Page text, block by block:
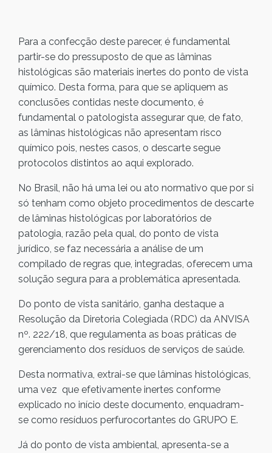
Para a confecção deste parecer, é fundamental
partir-se do pressuposto de que as lâminas
histológicas são materiais inertes do ponto de vista
químico. Desta forma, para que se apliquem as
conclusões contidas neste documento, é
fundamental o patologista assegurar que, de fato,
as lâminas histológicas não apresentam risco
químico pois, nestes casos, o descarte segue
protocolos distintos ao aqui explorado.
No Brasil, não há uma lei ou ato normativo que por si
só tenham como objeto procedimentos de descarte
de lâminas histológicas por laboratórios de
patologia, razão pela qual, do ponto de vista
jurídico, se faz necessária a análise de um
compilado de regras que, integradas, oferecem uma
solução segura para a problemática apresentada.
Do ponto de vista sanitário, ganha destaque a
Resolução da Diretoria Colegiada (RDC) da ANVISA
nº. 222/18, que regulamenta as boas práticas de
gerenciamento dos resíduos de serviços de saúde.
Desta normativa, extrai-se que lâminas histológicas,
uma vez que efetivamente inertes conforme
explicado no início deste documento, enquadram-
se como resíduos perfurocortantes do GRUPO E.
Já do ponto de vista ambiental, apresenta-se a